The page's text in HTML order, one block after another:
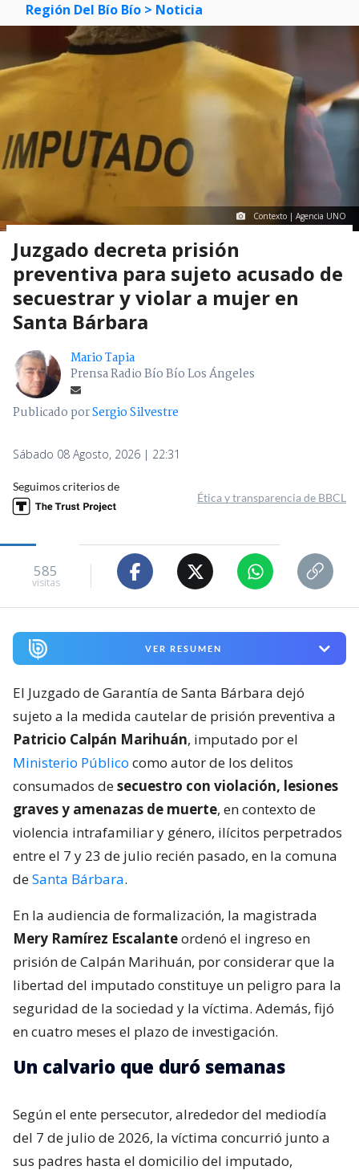
Región Del Bío Bío > Noticia
Contexto | Agencia UNO
Juzgado decreta prisión
preventiva para sujeto acusado de
secuestrar y violar a mujer en
Santa Bárbara
Mario Tapia
Prensa Radio Bío Bío Los Ángeles
Publicado porSergio Silvestre
Sábado 08 Agosto, 2026 | 22:31
Seguimos criterios de
Ética y transparencia de BBCL
585
visitas
VER RESUMEN
El Juzgado de Garantía de Santa Bárbara dejó
sujeto a la medida cautelar de prisión preventiva a
Patricio Calpán Marihuán, imputado por el
Ministerio Público como autor de los delitos
consumados desecuestro con violación, lesiones
graves y amenazas de muerte, en contexto de
violencia intrafamiliar y género, ilícitos perpetrados
entre el 7 y 23 de julio recién pasado, en la comuna
deSanta Bárbara.
En la audiencia de formalización, la magistrada
Mery Ramírez Escalanteordenó el ingreso en
prisión de Calpán Marihuán, por considerar que la
libertad del imputado constituye un peligro para la
seguridad de la sociedad y la víctima. Además, fijó
en cuatro meses el plazo de investigación.
Un calvario que duró semanas
Según el ente persecutor, alrededor del mediodía
del 7 de julio de 2026, la víctima concurrió junto a
sus padres hasta el domicilio del imputado,